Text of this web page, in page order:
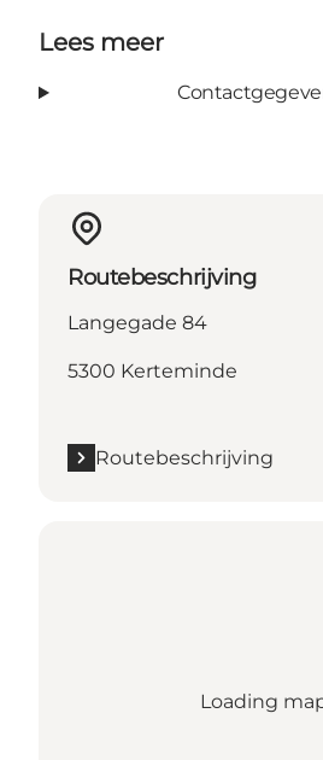
Lees meer
Routebeschrijving
Langegade 84
5300 Kerteminde
Routebeschrijving
Loading